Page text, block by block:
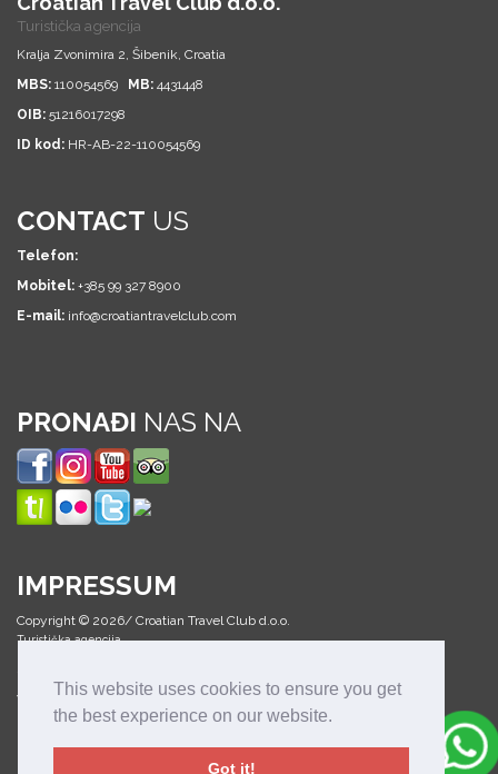
This website uses cookies to ensure you get
the best experience on our website.
Got it!
Turistička agencija
Kralja Zvonimira 2, Šibenik, Croatia
MBS: 110054569 MB: 4431448
OIB: 51216017298
ID kod: HR-AB-22-110054569
CONTACT US
Telefon:
Mobitel: +385 99 327 8900
E-mail: info@croatiantravelclub.com
PRONAĐI NAS NA
IMPRESSUM
Copyright © 2026/ Croatian Travel Club d.o.o.
Turistička agencija
Web design & development:
kalo.dev - Web Development